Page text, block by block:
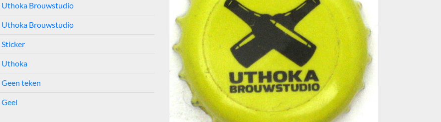
Uthoka Brouwstudio
Uthoka Brouwstudio
Sticker
Uthoka
Geen teken
Geel